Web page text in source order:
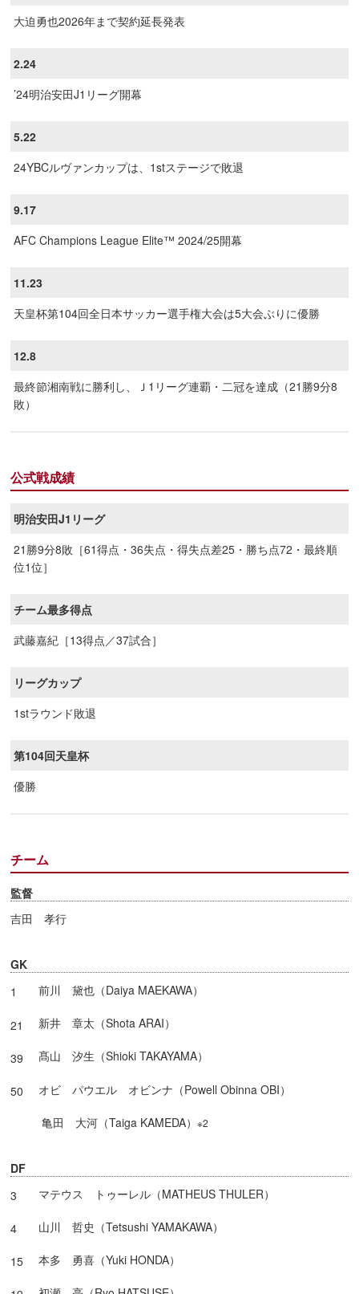
大迫勇也2026年まで契約延長発表
2.24
’24明治安田J1リーグ開幕
5.22
24YBCルヴァンカップは、1stステージで敗退
9.17
AFC Champions League Elite™ 2024/25開幕
11.23
天皇杯第104回全日本サッカー選手権大会は5大会ぶりに優勝
12.8
最終節湘南戦に勝利し、Ｊ1リーグ連覇・二冠を達成（21勝9分8
敗）
公式戦成績
明治安田J1リーグ
21勝9分8敗［61得点・36失点・得失点差25・勝ち点72・最終順
位1位］
チーム最多得点
武藤嘉紀［13得点／37試合］
リーグカップ
1stラウンド敗退
第104回天皇杯
優勝
チーム
監督
吉田 孝行
GK
1
前川 黛也（Daiya MAEKAWA）
21 新井 章太（Shota ARAI）
39 髙山 汐生（Shioki TAKAYAMA）
50 オビ パウエル オビンナ（Powell Obinna OBI）
亀田 大河（Taiga KAMEDA）※2
DF
3
マテウス トゥーレル（MATHEUS THULER）
4 山川 哲史（Tetsushi YAMAKAWA）
15 本多 勇喜（Yuki HONDA）